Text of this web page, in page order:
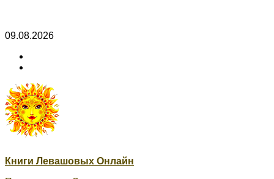
Skip
content
09.08.2026
Книги Левашовых Онлайн